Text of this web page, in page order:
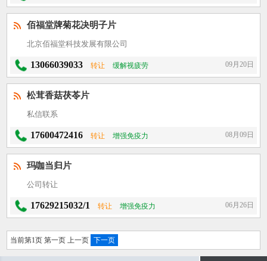
佰福堂牌菊花决明子片
北京佰福堂科技发展有限公司
13066039033 转让 缓解视疲劳 09月20日
松茸香菇茯苓片
私信联系
17600472416 转让 增强免疫力 08月09日
玛咖当归片
公司转让
17629215032/1 转让 增强免疫力 06月26日
当前第1页 第一页 上一页 下一页